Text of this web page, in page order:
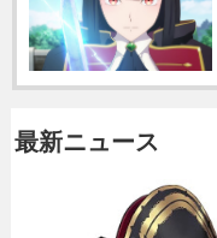
最新ニュース